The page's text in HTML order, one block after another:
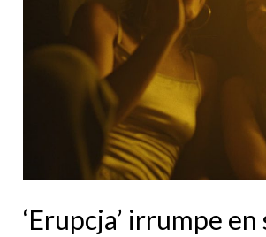
‘Erupcja’ irrumpe en
tras
Film
Fest